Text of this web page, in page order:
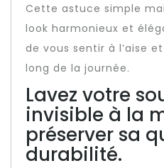
Cette astuce simple
look harmonieux et
de vous sentir à l’aise
long de la journée.
Lavez votre
invisible à la
préserver sa
durabilité.